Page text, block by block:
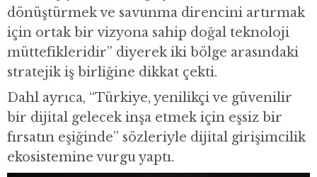
dönüştürmek ve savunma direncini artırmak
için ortak bir vizyona sahip doğal teknoloji
müttefikleridir” diyerek iki bölge arasındaki
stratejik iş birliğine dikkat çekti.
Dahl ayrıca, “Türkiye, yenilikçi ve güvenilir
bir dijital gelecek inşa etmek için eşsiz bir
fırsatın eşiğinde” sözleriyle dijital girişimcilik
ekosistemine vurgu yaptı.